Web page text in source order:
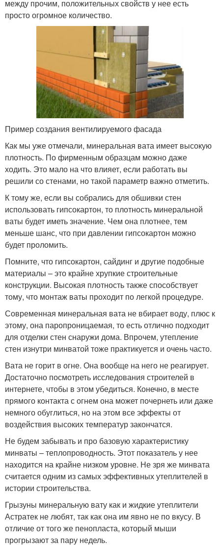
между прочим, положительных свойств у нее есть
просто огромное количество.
Пример создания вентилируемого фасада
Как мы уже отмечали, минеральная вата имеет высокую
плотность. По фирменным образцам можно даже
ходить. Это мало на что влияет, если работать вы
решили со стенами, но такой параметр важно отметить.
К тому же, если вы собрались для обшивки стен
использовать гипсокартон, то плотность минеральной
ваты будет иметь значение. Чем она плотнее, тем
меньше шанс, что при давлении гипсокартон можно
будет проломить.
Помните, что гипсокартон, сайдинг и другие подобные
материалы – это крайне хрупкие строительные
конструкции. Высокая плотность также способствует
тому, что монтаж ваты проходит по легкой процедуре.
Современная минеральная вата не вбирает воду, плюс к
этому, она паропроницаемая, то есть отлично подходит
для отделки стен снаружи дома. Впрочем, утепление
стен изнутри минватой тоже практикуется и очень часто.
Вата не горит в огне. Она вообще на него не реагирует.
Достаточно посмотреть исследования строителей в
интернете, чтобы в этом убедиться. Конечно, в месте
прямого контакта с огнем она может почернеть или даже
немного обуглиться, но на этом все эффекты от
воздействия высоких температур закончатся.
Не будем забывать и про базовую характеристику
минваты – теплопроводность. Этот показатель у нее
находится на крайне низком уровне. Не зря же минвата
считается одним из самых эффективных утеплителей в
истории строительства.
Грызуны минеральную вату как и жидкие утеплители
Астратек не любят, так как она им явно не по вкусу. В
отличие от того же пенопласта, который мыши
прогрызают за пару недель.